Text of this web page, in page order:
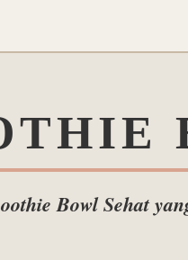
Bowl Sehat